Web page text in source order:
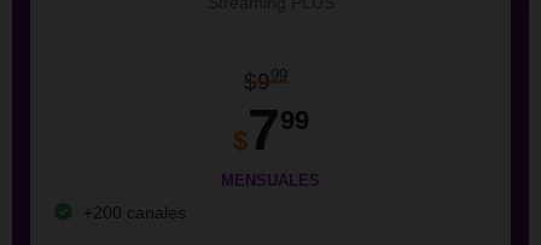
$999
$799
MENSUALES
+200 canales